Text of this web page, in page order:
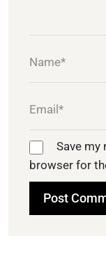
Save my
browser for